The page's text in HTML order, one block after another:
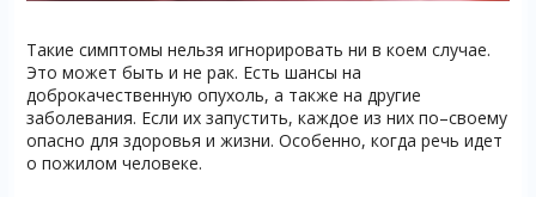
Такие симптомы нельзя игнорировать ни в коем случае.
Это может быть и не рак. Есть шансы на
доброкачественную опухоль, а также на другие
заболевания. Если их запустить, каждое из них по–своему
опасно для здоровья и жизни. Особенно, когда речь идет
о пожилом человеке.